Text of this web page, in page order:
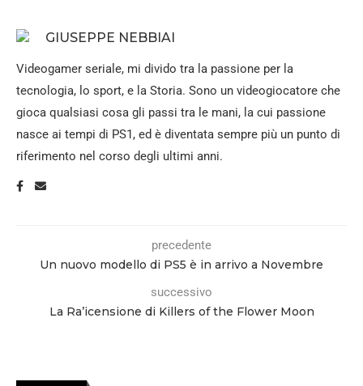
GIUSEPPE NEBBIAI
Videogamer seriale, mi divido tra la passione per la
tecnologia, lo sport, e la Storia. Sono un videogiocatore che
gioca qualsiasi cosa gli passi tra le mani, la cui passione
nasce ai tempi di PS1, ed è diventata sempre più un punto di
riferimento nel corso degli ultimi anni.
precedente
Un nuovo modello di PS5 è in arrivo a Novembre
successivo
La Ra’icensione di Killers of the Flower Moon